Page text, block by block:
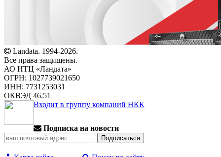
Landata. 1994-2026.
Все права защищены.
АО НТЦ «Ландата»
ОГРН: 1027739021650
ИНН: 7731253031
ОКВЭД 46.51
Входит в группу компаний НКК
Подписка на новости